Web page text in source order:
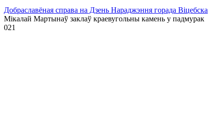
Добраславёная справа на Дзень Нараджэння горада Віцебска
Мікалай Мартынаў заклаў краевугольны камень у падмурак
021